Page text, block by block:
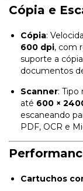
Cópia e
Cópia:
600 dpi, com
suporte a
documentos
Scanner: Tipo
até 600 ×
escaneando
PDF, OCR e
Cartuchos